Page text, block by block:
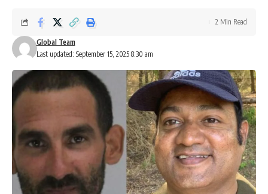
Last updated: September 15, 2025 8:30 am
Global Team
2 Min Read